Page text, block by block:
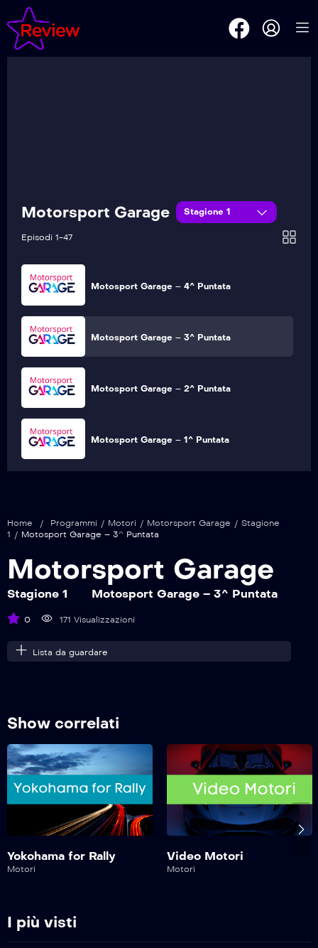
Motorsport Garage Stagione 1
Episodi 1-47
Motosport Garage – 9^ Puntata
Motosport Garage – 4^ Puntata
Motosport Garage – 3^ Puntata
Motosport Garage – 2^ Puntata
Motosport Garage – 1^ Puntata
Home / Programmi / Motori / Motorsport Garage / Stagione
1 / Motosport Garage – 3^ Puntata
Motorsport Garage
Stagione 1 Motosport Garage – 3^ Puntata
0 171 Visualizzazioni
Lista da guardare
Show correlati
Yokohama for Rally
Motori
Video Motori
Motori
I più visti